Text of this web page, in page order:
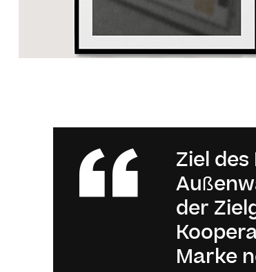
Ziel
der
Marke